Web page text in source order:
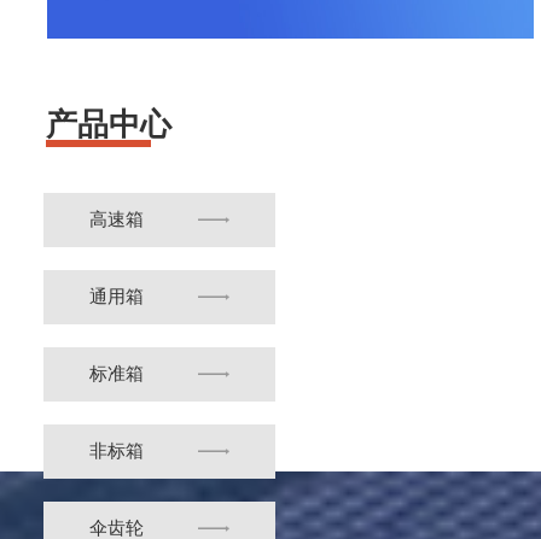
产品中心
高速箱
通用箱
标准箱
非标箱
伞齿轮